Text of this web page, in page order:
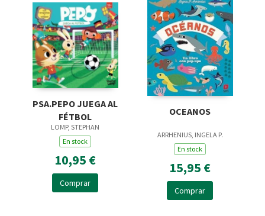
PSA.PEPO JUEGA AL
FÉTBOL
LOMP, STEPHAN
En stock
10,95 €
Comprar
OCEANOS
ARRHENIUS, INGELA P.
En stock
15,95 €
Comprar